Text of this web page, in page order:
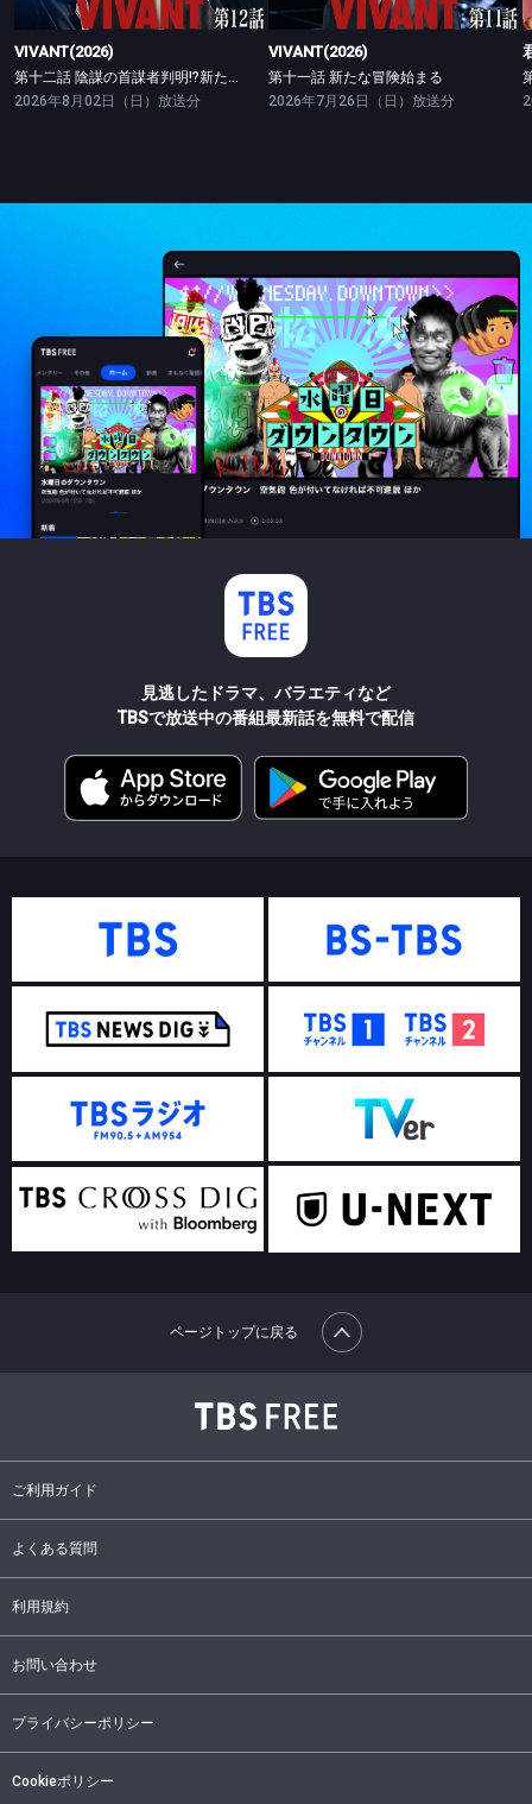
VIVANT(2026)
第十二話 陰謀の首謀者判明!?新たな仲間との対峙
2026年8月02日（日）放送分
VIVANT(2026)
第十一話 新たな冒険始まる
2026年7月26日（日）放送分
見逃したドラマ、バラエティなど
TBSで放送中の番組最新話を無料で配信
ご利用ガイド
よくある質問
利用規約
お問い合わせ
プライバシーポリシー
Cookieポリシー
ページトップに戻る